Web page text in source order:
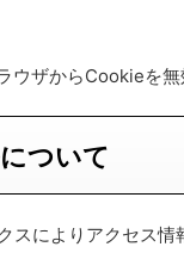
ザからCookieを無
ついて
によりアクセス情